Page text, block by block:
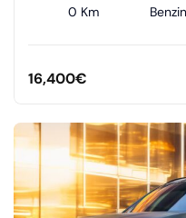
0 Km
16,400€